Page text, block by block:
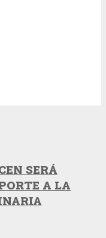
SERÁ
A LA